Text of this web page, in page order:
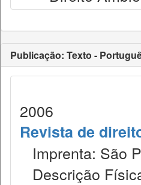
Publicação: Texto -
2006
Revista de
Imprenta: São
Descrição